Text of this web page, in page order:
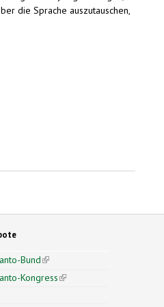
die Sprache auszutauschen,
Bund(link is external)
Kongress(link is external)